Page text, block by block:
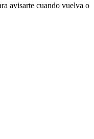
avisarte cuando vuelva o